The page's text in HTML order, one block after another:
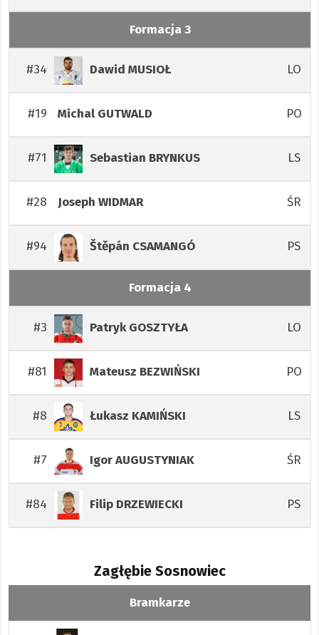
Formacja 3
#34 Dawid MUSIOŁ LO
#19 Michal GUTWALD PO
#71 Sebastian BRYNKUS LS
#28 Joseph WIDMAR ŚR
#94 Štěpán CSAMANGÓ PS
Formacja 4
#3 PatrykGOSZTYŁA LO
#81 Mateusz BEZWIŃSKI PO
#8 Łukasz KAMIŃSKI LS
#7 IgorAUGUSTYNIAK ŚR
#84 Filip DRZEWIECKI PS
Zagłębie Sosnowiec
Bramkarze